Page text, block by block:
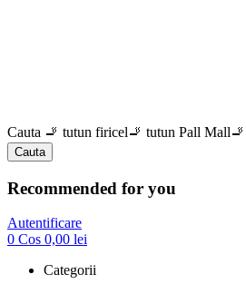
Cauta 🚬 tutun firicel🚬 tutun Pall Mall
Cauta
Recommended for you
Autentificare
0 Cos 0,00 lei
Categorii